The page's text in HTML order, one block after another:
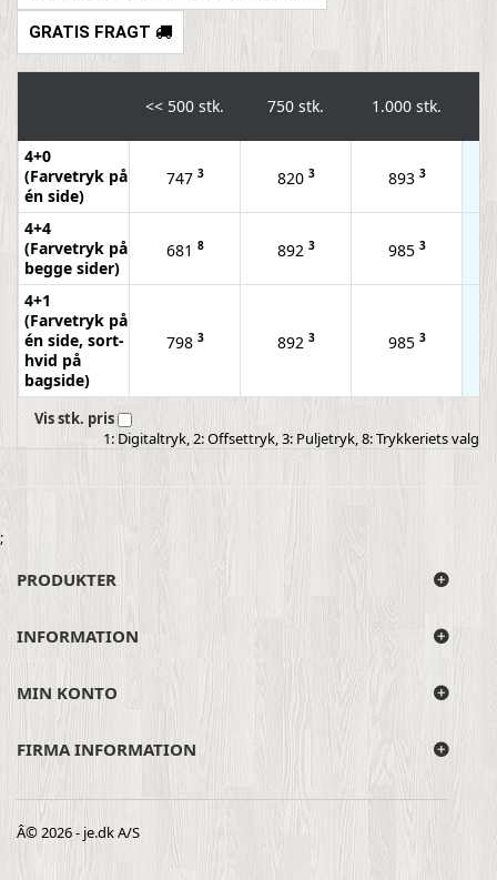
GRATIS FRAGT
<< 500 stk. 750 stk. 1.000 stk.
4+0
(Farvetryk på
én side)
747 3 820 3 893 3
4+4
(Farvetryk på
begge sider)
681 8 892 3 985 3
4+1
(Farvetryk på
én side, sort-
hvid på
bagside)
798 3 892 3 985 3
Vis stk. pris
1: Digitaltryk, 2: Offsettryk, 3: Puljetryk, 8: Trykkeriets valg
;
PRODUKTER
INFORMATION
Â© 2026 - je.dk A/S
MIN KONTO
FIRMA INFORMATION